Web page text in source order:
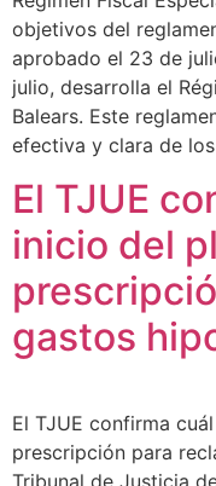
objetivos del
aprobado el 23 de
julio, desarrolla el
Balears. Este
efectiva y clara de
El TJUE
inicio del
gastos
El TJUE confirma
prescripción para
Tribunal de Justicia